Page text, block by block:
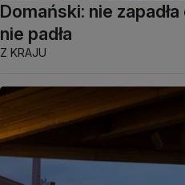
Domański: nie
nie padła
Z KRAJU